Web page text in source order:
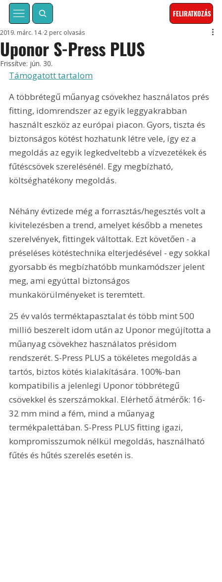
FELIRATKOZÁS
Uponor S-Press PLUS
2019. márc. 14. 2 perc olvasás
Frissítve: jún. 30.
Támogatott tartalom
A többrétegű műanyag csövekhez használatos prés
fitting, idomrendszer az egyik leggyakrabban
használt eszköz az európai piacon. Gyors, tiszta és
biztonságos kötést hozhatunk létre vele, így ez a
megoldás az egyik legkedveltebb a vízvezetékek és
fűtéscsövek szerelésénél. Egy megbízható,
költséghatékony megoldás.
Néhány évtizede még a forrasztás/hegesztés volt a
kivitelezésben a trend, amelyet később a menetes
szerelvények, fittingek váltottak. Ezt követően - a
préseléses kötéstechnika elterjedésével - egy sokkal
gyorsabb és megbízhatóbb munkamódszer jelent
meg, ami egyúttal biztonságos
munkakörülményeket is teremtett.
25 év valós terméktapasztalat és több mint 500
millió beszerelt idom után az Uponor megújította a
műanyag csövekhez használatos présidom
rendszerét. S-Press PLUS a tökéletes megoldás a
tartós, biztos kötés kialakítására. 100%-ban
kompatibilis a jelenlegi Uponor többrétegű
csövekkel és szerszámokkal. Elérhető átmérők: 16-
32 mm mind a fém, mind a műanyag
termékpalettában. S-Press PLUS fitting igazi,
kompromisszumok nélkül megoldás, használható
fűtés és hűtés szerelés esetén is.